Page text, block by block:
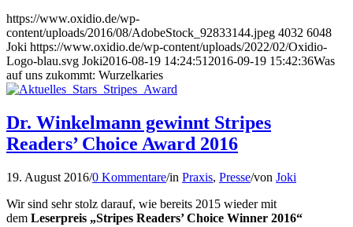
https://www.oxidio.de/wp-
content/uploads/2016/08/AdobeStock_92833144.jpeg 4032 6048
Joki https://www.oxidio.de/wp-content/uploads/2022/02/Oxidio-
Logo-blau.svg Joki2016-08-19 14:24:51 2016-09-19 15:42:36Was
auf uns zukommt: Wurzelkaries
Dr. Winkelmann gewinnt Stripes
Readers’ Choice Award 2016
19. August 2016/0 Kommentare/in Praxis, Presse/von Joki
Wir sind sehr stolz darauf, wie bereits 2015 wieder mit
dem Leserpreis „Stripes Readers’ Choice Winner 2016“